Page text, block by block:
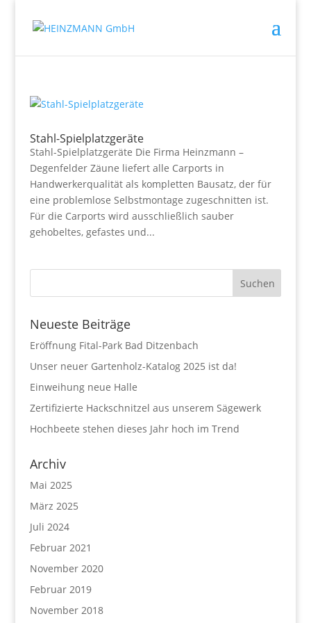
Stahl-Spielplatzgeräte
Stahl-Spielplatzgeräte Die Firma Heinzmann –
Degenfelder Zäune liefert alle Carports in
Handwerkerqualität als kompletten Bausatz, der für
eine problemlose Selbstmontage zugeschnitten ist.
Für die Carports wird ausschließlich sauber
gehobeltes, gefastes und...
Neueste Beiträge
Eröffnung Fital-Park Bad Ditzenbach
Unser neuer Gartenholz-Katalog 2025 ist da!
Einweihung neue Halle
Zertifizierte Hackschnitzel aus unserem Sägewerk
Hochbeete stehen dieses Jahr hoch im Trend
Archiv
Mai 2025
März 2025
Juli 2024
Februar 2021
November 2020
Februar 2019
November 2018